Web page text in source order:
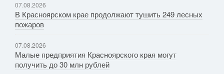
07.08.2026
В Красноярском крае продолжают тушить 249 лесных
пожаров
07.08.2026
Малые предприятия Красноярского края могут
получить до 30 млн рублей